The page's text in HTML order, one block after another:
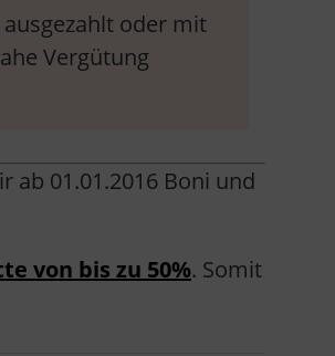
oder mit
Vergütung
ab 01.01.2016 Boni und
von bis zu 50%. Somit